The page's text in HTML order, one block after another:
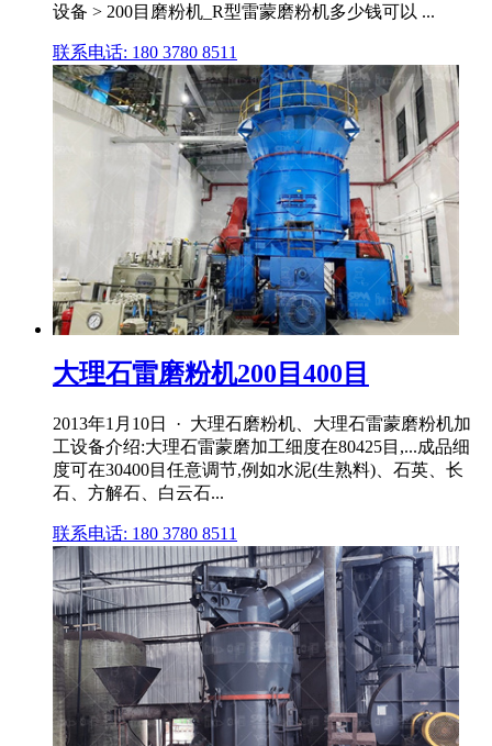
设备 > 200目磨粉机_R型雷蒙磨粉机多少钱可以 ...
联系电话: 180 3780 8511
大理石雷磨粉机200目400目
2013年1月10日 · 大理石磨粉机、大理石雷蒙磨粉机加
工设备介绍:大理石雷蒙磨加工细度在80425目,...成品细
度可在30400目任意调节,例如水泥(生熟料)、石英、长
石、方解石、白云石...
联系电话: 180 3780 8511